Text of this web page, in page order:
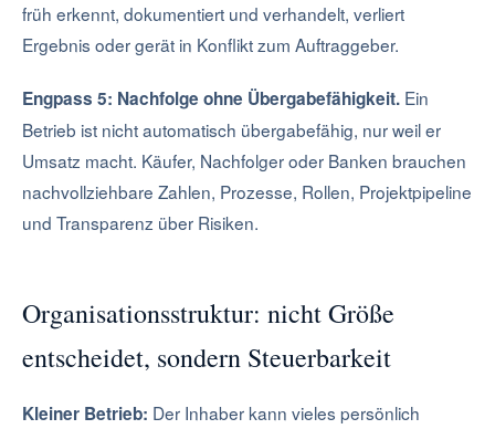
früh erkennt, dokumentiert und verhandelt, verliert
Ergebnis oder gerät in Konflikt zum Auftraggeber.
Engpass 5: Nachfolge ohne Übergabefähigkeit. Ein
Betrieb ist nicht automatisch übergabefähig, nur weil er
Umsatz macht. Käufer, Nachfolger oder Banken brauchen
nachvollziehbare Zahlen, Prozesse, Rollen, Projektpipeline
und Transparenz über Risiken.
Organisationsstruktur: nicht Größe
entscheidet, sondern Steuerbarkeit
Kleiner Betrieb: Der Inhaber kann vieles persönlich